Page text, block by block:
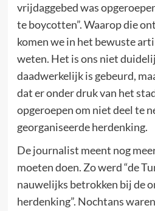
vrijdaggebed was
te boycotten”. Waarop die
komen we in het bewuste
weten. Het is ons niet
daadwerkelijk is gebeurd,
dat er onder druk van het
opgeroepen om niet deel te
georganiseerde herdenking.
De journalist meent nog
moeten doen. Zo werd “de
nauwelijks betrokken bij de
herdenking”. Nochtans